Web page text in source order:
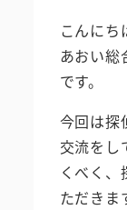
こんにち
あおい総
です。
今回は探
交流をし
くべく
ただきま